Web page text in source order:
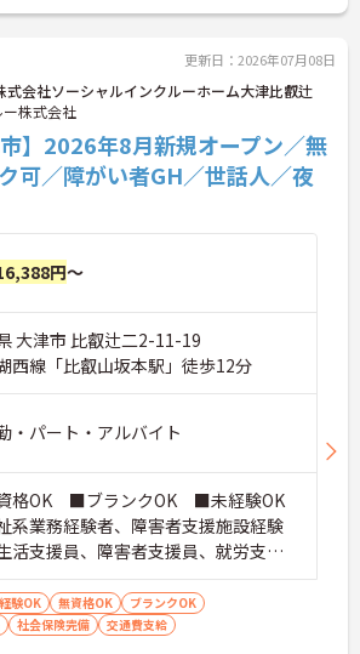
更新日：2026年07月08日
式会社ソーシャルインクルーホーム大津比叡辻
株式会社
市】2026年8月新規オープン／無
可／障がい者GH／世話人／夜
円～
大津市 比叡辻二2-11-19
西線「比叡山坂本駅」徒歩12分
・パート・アルバイト
格OK ■ブランクOK ■未経験OK
系業務経験者、障害者支援施設経験
活支援員、障害者支援員、就労支援
活相談員等の経験歓迎
験OK 無資格OK
ブランクOK
社会保険完備 交通費支給